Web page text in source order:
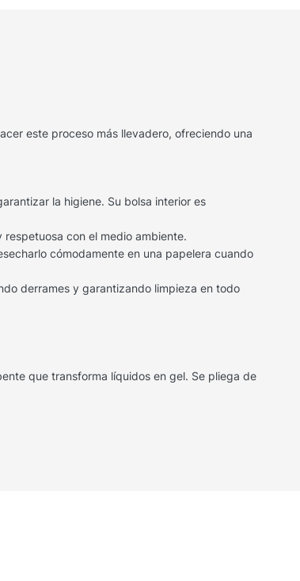
este proceso más llevadero, ofreciendo una
la higiene. Su bolsa interior es
con el medio ambiente.
cómodamente en una papelera cuando
derrames y garantizando limpieza en todo
que transforma líquidos en gel. Se pliega de